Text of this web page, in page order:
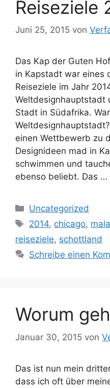
Reiseziele
Juni 25, 2015 von
Das Kap der Guten
in Kapstadt war eines
Reiseziele im Jahr
Weltdesignhauptstadt
Stadt in Südafrika.
einen Wettbewerb zu
Designideen mad in
schwimmen und
ebenso beliebt. Das …
Kategorien
Uncategorized
Schlagwörter
2014, chicago,
reiseziele, schottland
Schreibe einen
Worum
Januar 30, 2015 von
Das ist nun mein
dass ich oft über